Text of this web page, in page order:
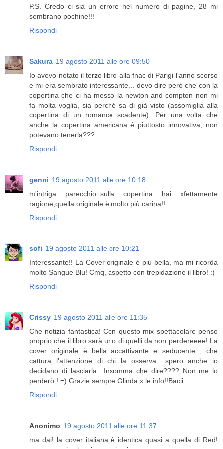
P.S. Credo ci sia un errore nel numero di pagine, 28 mi
sembrano pochine!!!
Rispondi
Sakura 19 agosto 2011 alle ore 09:50
Io avevo notato il terzo libro alla fnac di Parigi l'anno scorso
e mi era sembrato interessante... devo dire però che con la
copertina che ci ha messo la newton and compton non mi
fa molta voglia, sia perché sa di già visto (assomiglia alla
copertina di un romance scadente). Per una volta che
anche la copertina americana é piuttosto innovativa, non
potevano tenerla???
Rispondi
genni 19 agosto 2011 alle ore 10:18
m'intriga parecchio..sulla copertina hai xfettamente
ragione,quella originale è molto più carina!!
Rispondi
sofi 19 agosto 2011 alle ore 10:21
Interessante!! La Cover originale è più bella, ma mi ricorda
molto Sangue Blu! Cmq, aspetto con trepidazione il libro! :)
Rispondi
Crissy 19 agosto 2011 alle ore 11:35
Che notizia fantastica! Con questo mix spettacolare penso
proprio che il libro sarà uno di quelli da non perdereeee! La
cover originale è bella accattivante e seducente , che
cattura l'attenzione di chi la osserva.. spero anche io
decidano di lasciarla.. Insomma che dire???? Non me lo
perderò ! =) Grazie sempre Glinda x le info!!Bacii
Rispondi
Anonimo 19 agosto 2011 alle ore 11:37
ma dai! la cover italiana è identica quasi a quella di Red!